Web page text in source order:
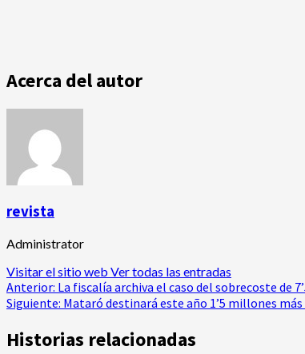
Acerca del autor
revista
Administrator
Visitar el sitio web Ver todas las entradas
Navegación
de
entradas
Anterior: La fiscalía archiva el caso del sobrecoste de
Siguiente: Mataró destinará este año 1’5 millones
Historias relacionadas